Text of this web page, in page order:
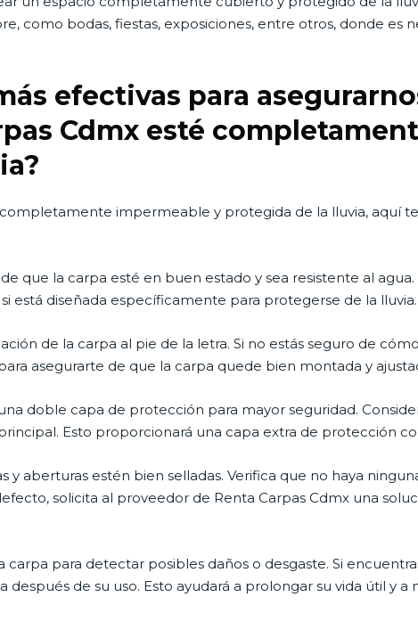
como bodas, fiestas, exposiciones, entre otros, donde es
efectivas para
Cdmx esté
impermeable y protegida de la lluvia, aquí
que la carpa esté en buen estado y sea resistente al
está diseñada específicamente para protegerse de la lluvia.
de la carpa al pie de la letra. Si no estás seguro de
asegurarte de que la carpa quede bien montada y
doble capa de protección para mayor seguridad.
Esto proporcionará una capa extra de protección
aberturas estén bien selladas. Verifica que no haya
solicita al proveedor de Renta Carpas Cdmx una
para detectar posibles daños o desgaste. Si
de su uso. Esto ayudará a prolongar su vida útil y a